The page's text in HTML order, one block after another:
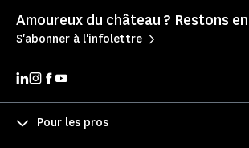
Amoureux du château ? Restons
S'abonner à l'infolettre
Pour les pros